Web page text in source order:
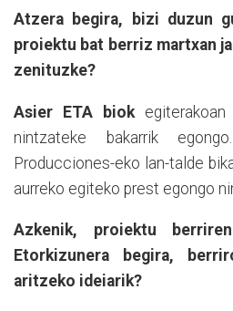
Atzera begira, bizi duzun
proiektu bat berriz martxan
zenituzke?
Asier ETA biokegiterakoan
nintzateke bakarrik
Producciones-eko lan-talde
aurreko egiteko prest egongo
Azkenik, proiektu
Etorkizunera begira,
aritzeko ideiarik?